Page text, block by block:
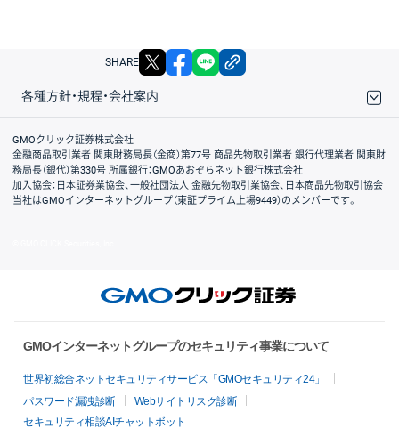
SHARE X facebook
各種方針・規程・会社案内
取引規程・約款
サイトマップ
その他のご案内
個人情報保護方針
最良執行方針
サイトのご利用について
ディスクレイマー
信託保全
リスク説明
会社案内
GMOクリック証券株式会社
金融商品取引業者 関東財務局長（金商）第77号 商品先物取引業者 銀行代理業者 関東財
務局長（銀代）第330号 所属銀行：GMOあおぞらネット銀行株式会社
加入協会：日本証券業協会、一般社団法人 金融先物取引業協会、日本商品先物取引協会
当社はGMOインターネットグループ（東証プライム上場9449）のメンバーです。
GMOインターネットグループのセキュリティ事業について
世界初総合ネットセキュリティサービス「GMOセキュリティ24」
パスワード漏洩診断
Webサイトリスク診断
セキュリティ相談AIチャットボット